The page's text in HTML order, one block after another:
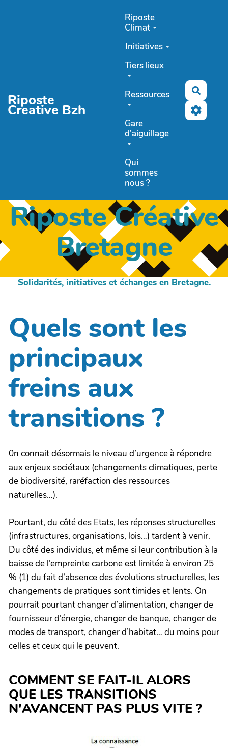
Riposte
Creative Bzh
Riposte
Climat
Initiatives
Tiers lieux
Ressources
Gare
d'aiguillage
Qui
sommes
nous ?
Riposte Créative
Bretagne
Solidarités, initiatives et échanges en Bretagne.
Quels sont les
principaux
freins aux
transitions ?
0n connait désormais le niveau d’urgence à répondre
aux enjeux sociétaux (changements climatiques, perte
de biodiversité, raréfaction des ressources
naturelles…).
Pourtant, du côté des Etats, les réponses structurelles
(infrastructures, organisations, lois…) tardent à venir.
Du côté des individus, et même si leur contribution à la
baisse de l’empreinte carbone est limitée à environ 25
% (1) du fait d’absence des évolutions structurelles, les
changements de pratiques sont timides et lents. On
pourrait pourtant changer d’alimentation, changer de
fournisseur d’énergie, changer de banque, changer de
modes de transport, changer d’habitat… du moins pour
celles et ceux qui le peuvent.
COMMENT SE FAIT-IL ALORS
QUE LES TRANSITIONS
N'AVANCENT PAS PLUS VITE ?